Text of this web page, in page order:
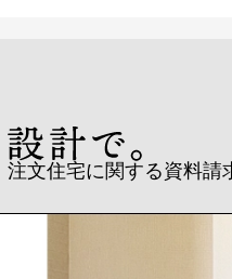
注文住宅に関する資料請